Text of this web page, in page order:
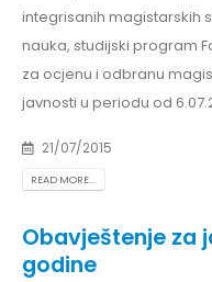
integrisanih magistarskih
nauka, studijski program
za ocjenu i odbranu
javnosti u periodu od
21/07/2015
READ MORE...
Obavještenje za
godine